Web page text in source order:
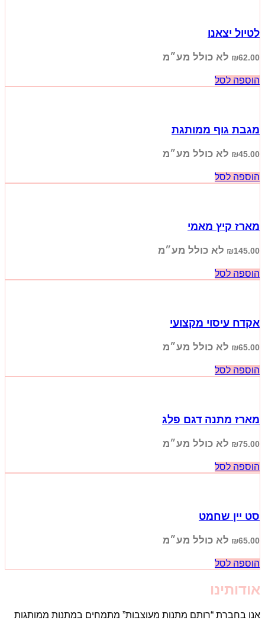
לטיול יצאנו
₪62.00 לא כולל מע״מ
הוספה לסל
מגבת גוף ממותגת
₪45.00 לא כולל מע״מ
הוספה לסל
מארז קיץ מאמי
₪145.00 לא כולל מע״מ
הוספה לסל
אקדח עיסוי מקצועי
₪65.00 לא כולל מע״מ
הוספה לסל
מארז מתנה דגם פלג
₪75.00 לא כולל מע״מ
הוספה לסל
סט יין שחמט
₪65.00 לא כולל מע״מ
הוספה לסל
אודותינו
אנו בחברת “רותם מתנות מעוצבות” מתמחים במתנות ממותגות